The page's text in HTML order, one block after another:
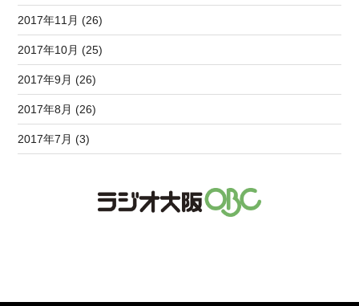
2017年11月 (26)
2017年10月 (25)
2017年9月 (26)
2017年8月 (26)
2017年7月 (3)